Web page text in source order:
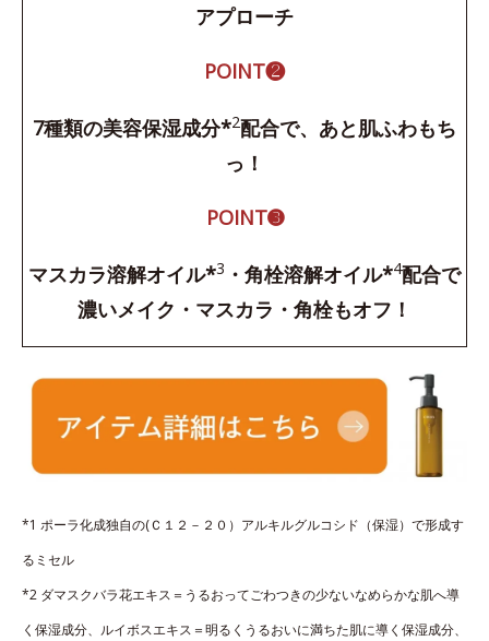
アプローチ
POINT❷
7種類の美容保湿成分*2配合で、あと肌ふわもち
っ！
POINT➌
マスカラ溶解オイル*3 ・角栓溶解オイル*4配合で
濃いメイク・マスカラ・角栓もオフ！
*1 ポーラ化成独自の(Ｃ１２－２０）アルキルグルコシド（保湿）で形成す
るミセル
*2 ダマスクバラ花エキス＝うるおってごわつきの少ないなめらかな肌へ導
く保湿成分、ルイボスエキス＝明るくうるおいに満ちた肌に導く保湿成分、